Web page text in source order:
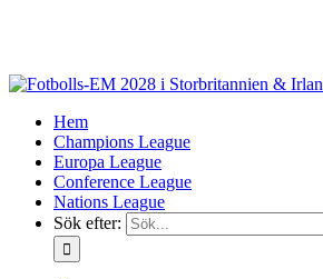
Hem
Champions League
Europa League
Conference League
Nations League
Sök efter: